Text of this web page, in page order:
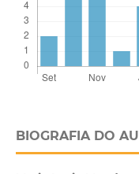
BIOGRAFIA DO